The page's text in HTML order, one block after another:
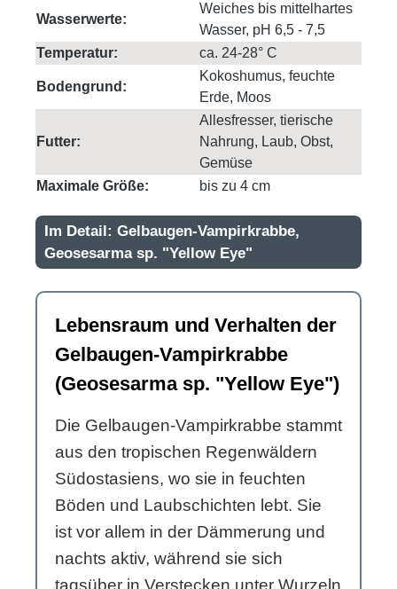
Wasserwerte:
Weiches bis mittelhartes
Wasser, pH 6,5 - 7,5
Temperatur:
ca. 24-28° C
Bodengrund:
Kokoshumus, feuchte
Erde, Moos
Futter:
Allesfresser, tierische
Nahrung, Laub, Obst,
Gemüse
Maximale Größe:
bis zu 4 cm
Im Detail: Gelbaugen-Vampirkrabbe,
Geosesarma sp. "Yellow Eye"
Lebensraum und Verhalten der
Gelbaugen-Vampirkrabbe
(Geosesarma sp. "Yellow Eye")
Die Gelbaugen-Vampirkrabbe stammt
aus den tropischen Regenwäldern
Südostasiens, wo sie in feuchten
Böden und Laubschichten lebt. Sie
ist vor allem in der Dämmerung und
nachts aktiv, während sie sich
tagsüber in Verstecken unter Wurzeln